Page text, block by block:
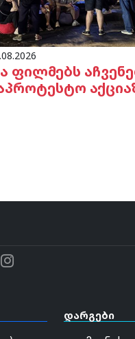
ფილმებს
დარგები